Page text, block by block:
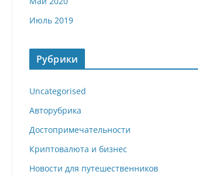
Июль 2019
Рубрики
Uncategorised
Авторубрика
Достопримечательности
Криптовалюта и бизнес
Новости для путешественников